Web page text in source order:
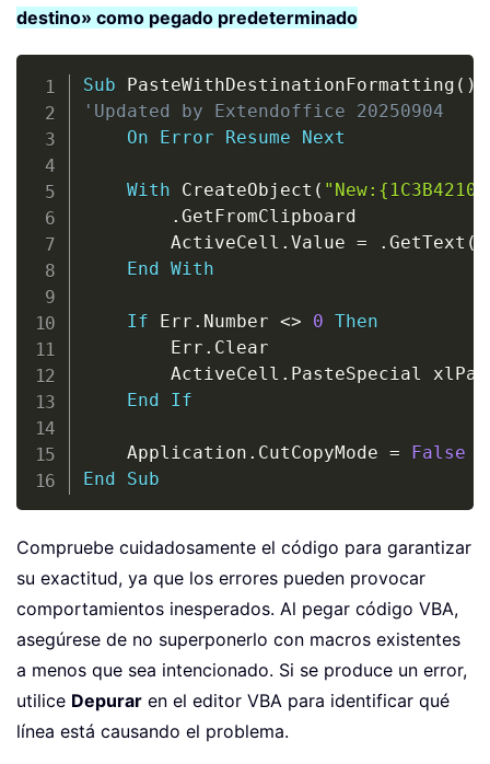
destino» como pegado predeterminado
Sub PasteWithDestinationFormatting ( )
'Updated by Extendoffice 20250904
On
Error Resume Next
With CreateObject (
. GetFromClipboard
        ActiveCell
. Value = . GetText (
End With
If Err . Number <> 0 Then
        Err
. Clear
        ActiveCell
. PasteSpecial
End
If
    Application
. CutCopyMode =
False
End
Sub
Copy
Compruebe cuidadosamente el código para garantizar
su exactitud, ya que los errores pueden provocar
comportamientos inesperados. Al pegar código VBA,
asegúrese de no superponerlo con macros existentes
a menos que sea intencionado. Si se produce un error,
utilice Depurar en el editor VBA para identificar qué
línea está causando el problema.